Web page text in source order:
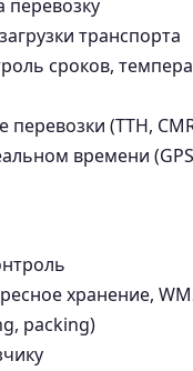
перевозку
транспорта
сроков,
(ТТН,
времени
хранение,
packing)